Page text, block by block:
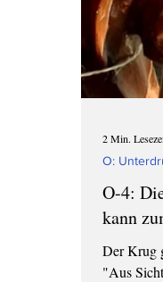
O-4:
kann
Der Krug
"Aus
O:
2 Min.